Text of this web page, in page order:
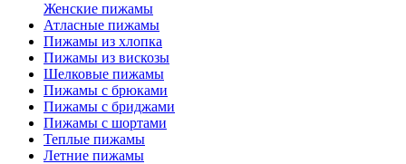
Женские пижамы
Атласные пижамы
Пижамы из хлопка
Пижамы из вискозы
Шелковые пижамы
Пижамы с брюками
Пижамы с бриджами
Пижамы с шортами
Теплые пижамы
Летние пижамы